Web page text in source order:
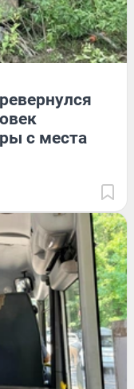
с места